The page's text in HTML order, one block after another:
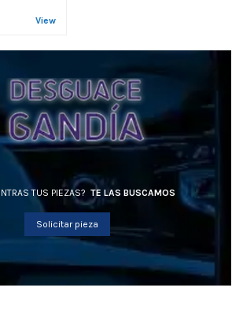
View
TUS PIEZAS? TE LAS BUSCAMOS
Solicitar pieza